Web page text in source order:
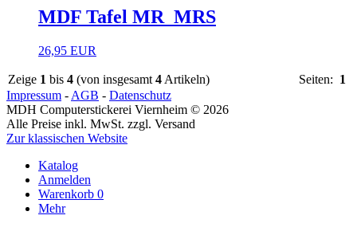
MDF Tafel MR_MRS
26,95 EUR
Zeige 1 bis 4 (von insgesamt 4 Artikeln) Seiten: 1
Impressum - AGB - Datenschutz
MDH Computerstickerei Viernheim © 2026
Alle Preise inkl. MwSt. zzgl. Versand
Zur klassischen Website
Katalog
Anmelden
Warenkorb 0
Mehr